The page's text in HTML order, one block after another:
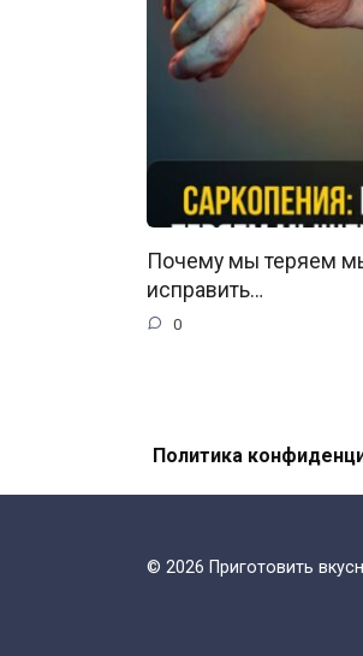
Почему мы теряем
исправить…
0
Политика
© 2026 Приготовить